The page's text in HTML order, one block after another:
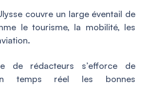
couvre un large éventail de
le tourisme, la mobilité, les
de rédacteurs s’efforce de
temps réel les bonnes